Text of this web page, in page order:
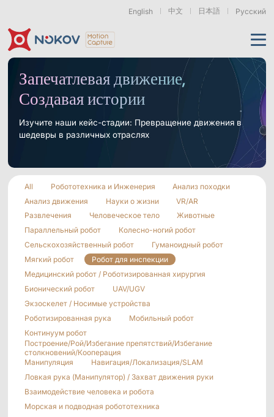
English 中文 日本語 Русский
Роботизированные
& Носимые
устройства
роботы
Руки
Морские &
Подводные
Приложения
Медицинские
Роботы
Измерение
Виртуальная реальность
Науки о жизни
Развлечения
Продукты
Камеры
Серия Mars Подводные камеры
Серия Pluto Серия Orbit
Серия Mars
Hybrid
Программное
обеспечение
Синхронизировать
AI MoCap
Поддержка
Поддержка Документация Загрузки
вопросы
Ресурсы
Новости и события Кейсы
Моушн-кэпчер
Связанные статьи
О нас
Motion Capture?
Дистрибьюторы
Запечатлевая движение,
Создавая истории
Изучите наши кейс-стадии: Превращение движения в
шедевры в различных отраслях
All Робототехника и Инженерия
Анализ походки
Анализ движения
Науки о жизни
VR/AR
Развлечения
Человеческое тело
Животные
Параллельный робот
Колесно-ногий робот
Сельскохозяйственный робот
Гуманоидный робот
Мягкий робот
Робот для инспекции
Медицинский робот / Роботизированная хирургия
Бионический робот
UAV/UGV
Экзоскелет / Носимые устройства
Роботизированная рука
Мобильный робот
Континуум робот
Построение/Рой/Избегание препятствий/Избегание
столкновений/Кооперация
Манипуляция
Навигация/Локализация/SLAM
Ловкая рука (Манипулятор) / Захват движения руки
Взаимодействие человека и робота
Морская и подводная робототехника